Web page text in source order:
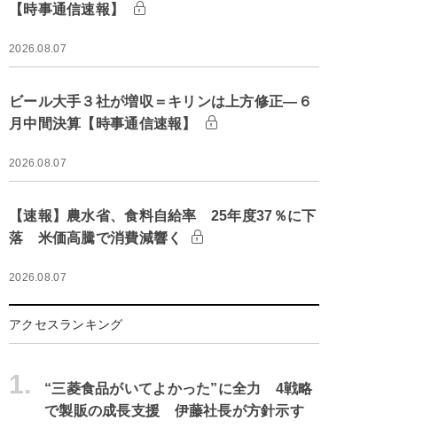
【時事通信速報】
2026.08.07
ビール大手３社が増収＝キリンは上方修正―６
月中間決算【時事通信速報】
2026.08.07
【速報】農水省、食料自給率 25年度37％に下
落 米価高騰で消費減響く
2026.08.07
アクセスランキング
1.
“三菱食品がいてよかった”に全力 4戦略
で製販の成長支援 伊藤社長が方針示す